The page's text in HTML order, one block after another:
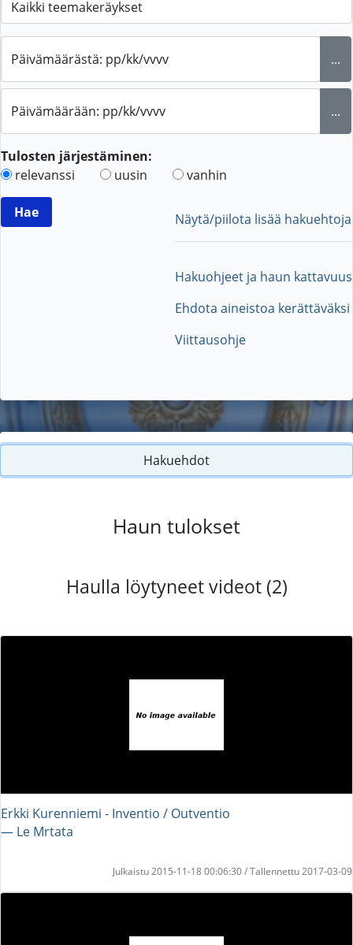
Päivämäärästä: pp/kk/vvvv ...
Päivämäärään: pp/kk/vvvv ...
Tulosten järjestäminen:
relevanssi
uusin vanhin
Näytä/piilota lisää hakuehtoja
Hakuohjeet ja haun kattavuus
Ehdota aineistoa kerättäväksi
Viittausohje
Hakuehdot
Haun tulokset
Haulla löytyneet videot (2)
Erkki Kurenniemi - Inventio / Outventio
― Le Mrtata
Julkaistu 2015-11-18 00:06:30 / Tallennettu 2017-03-09